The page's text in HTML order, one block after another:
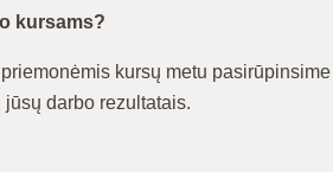
kursams?
kursų metu
darbo rezultatais.